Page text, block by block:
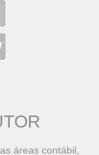
áreas contábil,